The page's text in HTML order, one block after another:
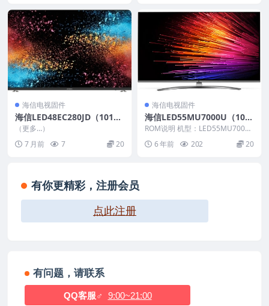
海信电视固件
海信LED48EC280JD（101
2）BOM4_C006_20160415_
U盘刷机固件
（更多…）
7 月前
7 20
海信电视固件
海信LED55MU7000U（100
0）BOM2_C003_20160721
官方原厂USB刷机电视固件包
ROM说明 机型：LED55MU7000
U 固件版本：（1000） BOM：2
... 6 年前 202 20
有你更精彩，注册会员
点此注册
有问题，请联系
QQ客服♂ 9:00~21:00